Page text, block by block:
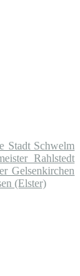
Stadt Schwelm
Rahlstedt
Gelsenkirchen
(Elster)